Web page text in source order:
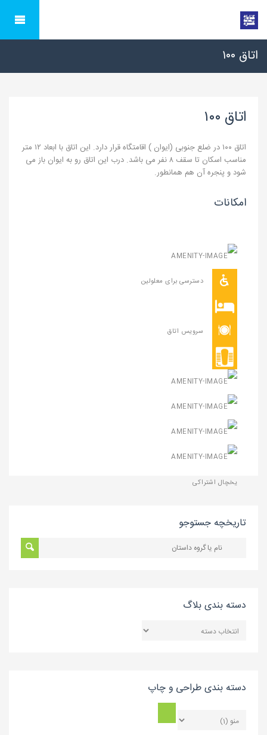
اتاق ۱۰۰
اتاق ۱۰۰
اتاق ۱۰۰ در ضلع جنوبی (ایوان ) اقامتگاه قرار دارد. این اتاق با ابعاد ۱۲ متر
مناسب اسکان تا سقف ۸ نفر می باشد. درب این اتاق رو به ایوان باز می
شود و پنجره آن هم همانطور.
امکانات
بخاری گازی
حمام ایرانی اشتراکیدسترسی برای معلولین
رختخواب سرویس اتاق
سرویس بهداشتی اشتراکی ( ایرانی )
سرویس بهداشتی اشتراکی ( فرنگی )
کف خواب ( تشک و بالشت ایرانی)
کولر آبی
یخچال اشتراکی
تاریخچه جستوجو
دسته بندی بلاگ
بندی
دسته بندی طراحی و چاپ